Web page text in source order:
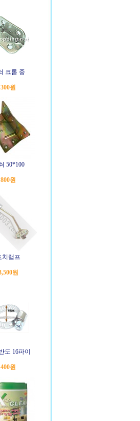
크롬 중
300원
50*100
800원
치램프
원
도 16파이
400원